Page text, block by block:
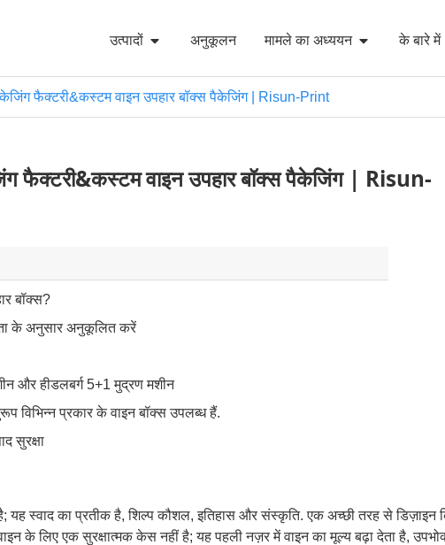
उत्पादों अनुकूलन मामले का अध्ययन के बारे में
फैक्टरी&कस्टम वाइन उपहार बॉक्स पैकेजिंग | Risun-Print
फैक्टरी&कस्टम वाइन उपहार बॉक्स पैकेजिंग | Risun-
बॉक्स?
के अनुसार अनुकूलित करें
और हीडलबर्ग 5+1 मुद्रण मशीन
प्रकार के वाइन बॉक्स उपलब्ध हैं.
सुरक्षा
यह स्वाद का प्रतीक है, शिल्प कौशल, इतिहास और संस्कृति. एक अच्छी तरह से डिज़ाइन
के लिए एक सुरक्षात्मक केस नहीं है; यह पहली नज़र में वाइन का मूल्य बढ़ा देता है,